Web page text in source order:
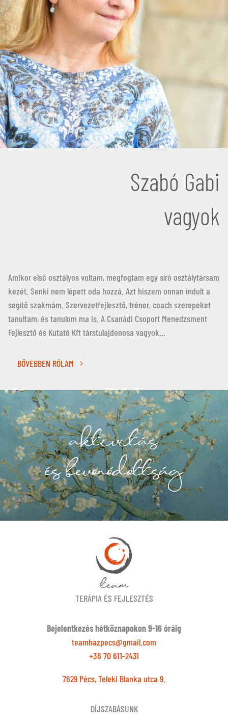
Szabó Gabi
vagyok
Amikor első osztályos voltam, megfogtam egy síró osztálytársam
kezét. Senki nem lépett oda hozzá. Azt hiszem onnan indult a
segítő szakmám. Szervezetfejlesztő, tréner, coach szerepeket
tanultam, és tanulom ma is. A Csanádi Csoport Menedzsment
Fejlesztő és Kutató Kft társtulajdonosa vagyok…
BŐVEBBEN RÓLAM
aktivitás
és bevonódottság
TERÁPIA ÉS FEJLESZTÉS
Bejelentkezés hétköznapokon 9-16 óráig
teamhazpecs@gmail.com
+36 70 611-2431
7629 Pécs, Teleki Blanka utca 9.
DÍJSZABÁSUNK